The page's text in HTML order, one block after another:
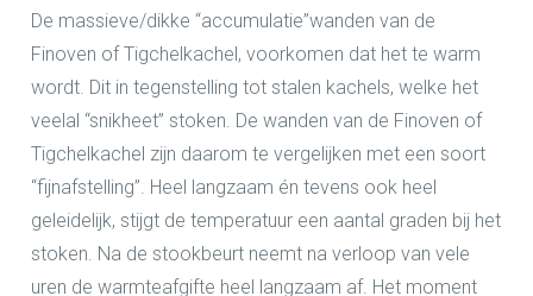
De massieve/dikke “accumulatie”wanden van de
Finoven of Tigchelkachel, voorkomen dat het te warm
wordt. Dit in tegenstelling tot stalen kachels, welke het
veelal “snikheet” stoken. De wanden van de Finoven of
Tigchelkachel zijn daarom te vergelijken met een soort
“fijnafstelling”. Heel langzaam én tevens ook heel
geleidelijk, stijgt de temperatuur een aantal graden bij het
stoken. Na de stookbeurt neemt na verloop van vele
uren de warmteafgifte heel langzaam af. Het moment